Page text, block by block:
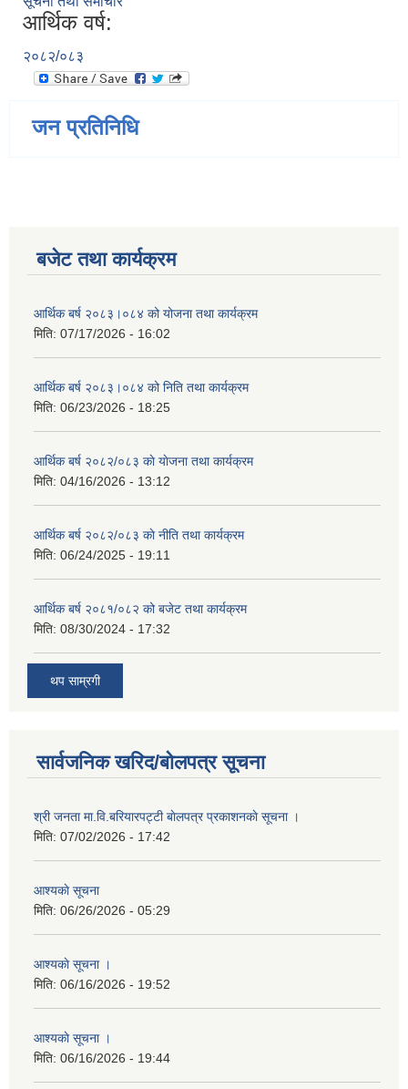
आर्थिक वर्ष:
२०८२/०८३
जन प्रतिनिधि
बजेट तथा कार्यक्रम
आर्थिक बर्ष २०८३।०८४ को योजना तथा कार्यक्रम
मिति: 07/17/2026 - 16:02
आर्थिक बर्ष २०८३।०८४ को निति तथा कार्यक्रम
मिति: 06/23/2026 - 18:25
आर्थिक बर्ष २०८२/०८३ काे याेजना तथा कार्यक्रम
मिति: 04/16/2026 - 13:12
आर्थिक बर्ष २०८२/०८३ काे नीति तथा कार्यक्रम
मिति: 06/24/2025 - 19:11
आर्थिक बर्ष २०८१/०८२ को बजेट तथा कार्यक्रम
मिति: 08/30/2024 - 17:32
थप साम्रगी
सार्वजनिक खरिद/बोलपत्र सूचना
श्री जनता मा.वि.बरियारपट्टी बाेलपत्र प्रकाशनकाे सूचना ।
मिति: 07/02/2026 - 17:42
आश्यकाे सूचना
मिति: 06/26/2026 - 05:29
आश्यकाे सूचना ।
मिति: 06/16/2026 - 19:52
आश्यकाे सूचना ।
मिति: 06/16/2026 - 19:44